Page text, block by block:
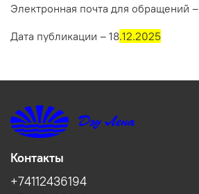
Электронная почта для обращений –
Дата публикации – 18.12.2025
Контакты
+74112436194